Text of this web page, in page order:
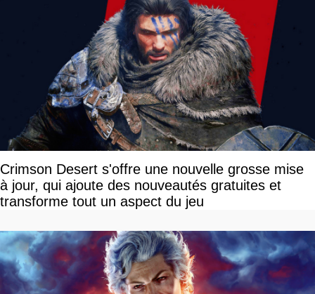
Crimson Desert s'offre une nouvelle grosse mise
à jour, qui ajoute des nouveautés gratuites et
transforme tout un aspect du jeu